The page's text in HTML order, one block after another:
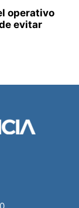
operativo
evitar